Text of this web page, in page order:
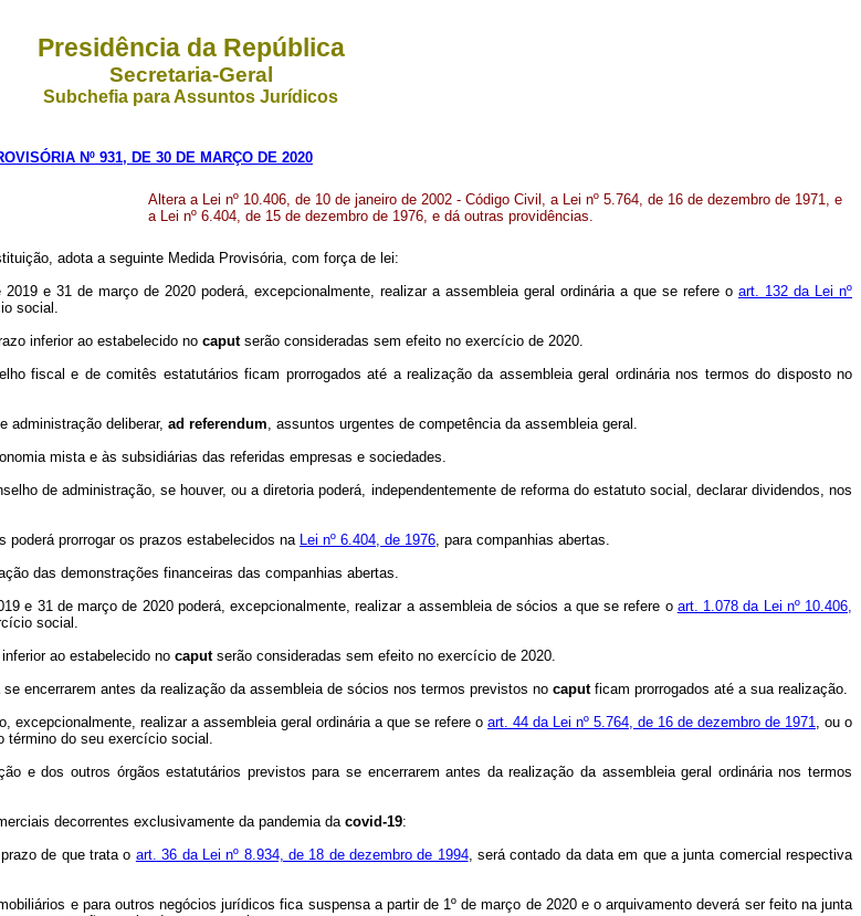
Presidência da República
Secretaria-Geral
Subchefia para Assuntos Jurídicos
Nº 931, DE 30 DE MARÇO DE 2020
Altera a Lei nº 10.406, de 10 de janeiro de 2002 - Código Civil, a Lei nº 5.764, de 16 de dezembro de 1971, e
a Lei nº 6.404, de 15 de dezembro de 1976, e dá outras providências.
adota a seguinte Medida Provisória, com força de lei:
e 31 de março de 2020 poderá, excepcionalmente, realizar a assembleia geral ordinária a que se refere o art. 132 da Lei nº
social.
inferior ao estabelecido no caputserão consideradas sem efeito no exercício de 2020.
fiscal e de comitês estatutários ficam prorrogados até a realização da assembleia geral ordinária nos termos do disposto no
administração deliberar, ad referendum, assuntos urgentes de competência da assembleia geral.
mista e às subsidiárias das referidas empresas e sociedades.
de administração, se houver, ou a diretoria poderá, independentemente de reforma do estatuto social, declarar dividendos, nos
prorrogar os prazos estabelecidos na Lei nº 6.404, de 1976, para companhias abertas.
das demonstrações financeiras das companhias abertas.
e 31 de março de 2020 poderá, excepcionalmente, realizar a assembleia de sócios a que se refere o art. 1.078 da Lei nº 10.406,
social.
ao estabelecido no caputserão consideradas sem efeito no exercício de 2020.
encerrarem antes da realização da assembleia de sócios nos termos previstos no caputficam prorrogados até a sua realização.
excepcionalmente, realizar a assembleia geral ordinária a que se refere o art. 44 da Lei nº 5.764, de 16 de dezembro de 1971, ou o
término do seu exercício social.
e dos outros órgãos estatutários previstos para se encerrarem antes da realização da assembleia geral ordinária nos termos
decorrentes exclusivamente da pandemia da covid-19:
de que trata o art. 36 da Lei nº 8.934, de 18 de dezembro de 1994, será contado da data em que a junta comercial respectiva
e para outros negócios jurídicos fica suspensa a partir de 1º de março de 2020 e o arquivamento deverá ser feito na junta